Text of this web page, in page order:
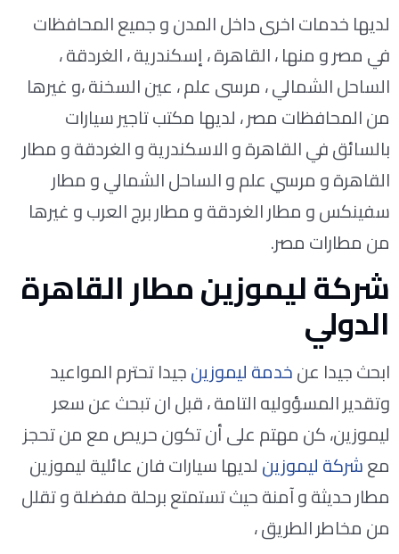
لديها خدمات اخرى داخل المدن و جميع المحافظات
في مصر و منها ، القاهرة ، إسكندرية ، الغردقة ،
الساحل الشمالي ، مرسى علم ، عين السخنة ،و غيرها
من المحافظات مصر ، لديها مكتب تاجير سيارات
بالسائق في القاهرة و الاسكندرية و الغردقة و مطار
القاهرة و مرسي علم و الساحل الشمالي و مطار
سفينكس و مطار الغردقة و مطار برج العرب و غيرها
من مطارات مصر.
شركة ليموزين مطار القاهرة
الدولي
ابحث جيدا عنخدمة ليموزينجيدا تحترم المواعيد
وتقدير المسؤوليه التامة ، قبل ان تبحث عن سعر
ليموزين، كن مهتم على أن تكون حريص مع من تحجز
معشركة ليموزينلديها سيارات فان عائلية ليموزين
مطار حديثة و آمنة حيث تستمتع برحلة مفضلة و تقلل
من مخاطر الطريق ،